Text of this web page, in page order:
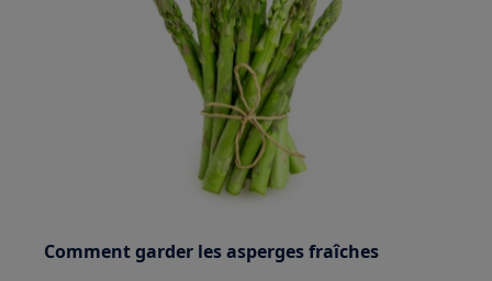
Comment garder les asperges fraîches